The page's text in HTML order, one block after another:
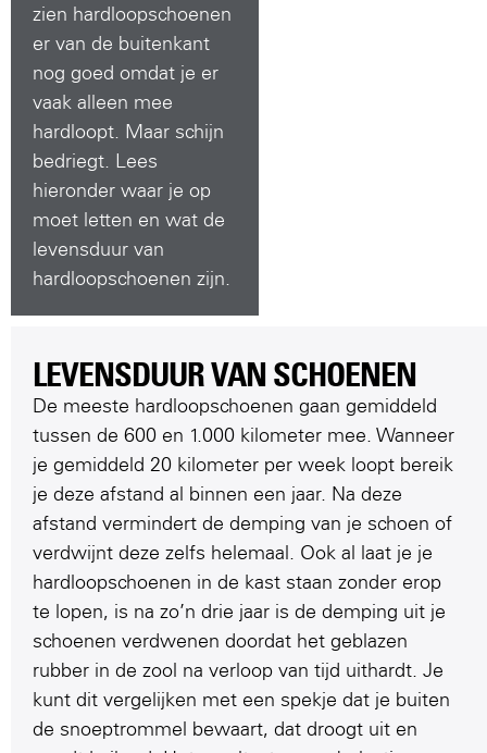
zien hardloopschoenen
er van de buitenkant
nog goed omdat je er
vaak alleen mee
hardloopt. Maar schijn
bedriegt. Lees
hieronder waar je op
moet letten en wat de
levensduur van
hardloopschoenen zijn.
LEVENSDUUR VAN SCHOENEN
De meeste hardloopschoenen gaan gemiddeld
tussen de 600 en 1.000 kilometer mee. Wanneer
je gemiddeld 20 kilometer per week loopt bereik
je deze afstand al binnen een jaar. Na deze
afstand vermindert de demping van je schoen of
verdwijnt deze zelfs helemaal. Ook al laat je je
hardloopschoenen in de kast staan zonder erop
te lopen, is na zo’n drie jaar is de demping uit je
schoenen verdwenen doordat het geblazen
rubber in de zool na verloop van tijd uithardt. Je
kunt dit vergelijken met een spekje dat je buiten
de snoeptrommel bewaart, dat droogt uit en